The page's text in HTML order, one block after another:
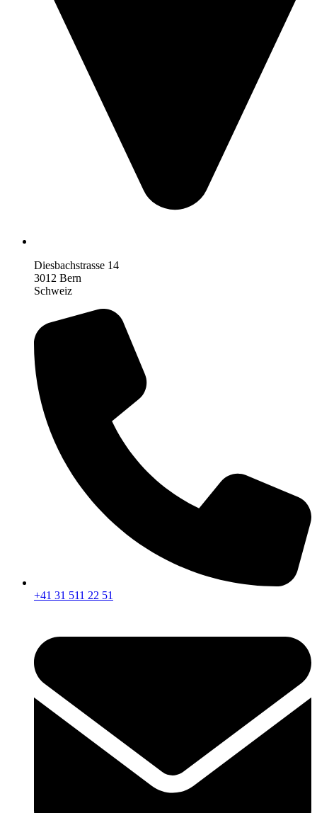
Diesbachstrasse 14
3012 Bern
Schweiz
+41 31 511 22 51